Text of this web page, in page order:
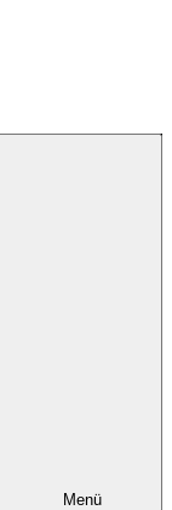
Menü